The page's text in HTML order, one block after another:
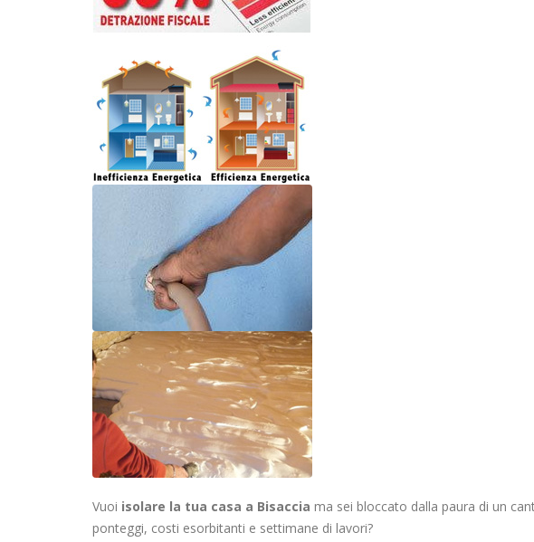
Vuoi isolare la tua casa a Bisaccia ma sei bloccato dalla paura di un
ponteggi, costi esorbitanti e settimane di lavori?